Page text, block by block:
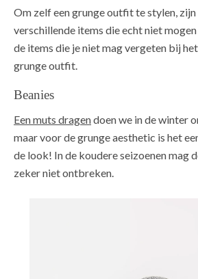
Om zelf een grunge outfit te stylen, zijn
verschillende items die echt niet
de items die je niet mag vergeten bij
grunge outfit.
Beanies
Een muts dragendoen we in de winter
maar voor de grunge aesthetic is het
de look! In de koudere seizoenen mag
zeker niet ontbreken.